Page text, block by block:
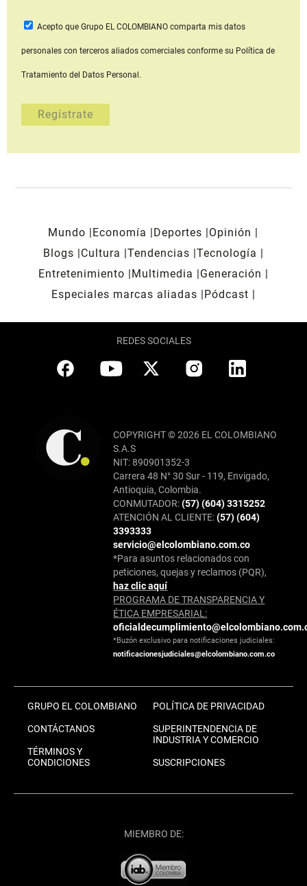
Acepto que Grupo EL COLOMBIANOcomparta mis datos
personales con terceros aliados comerciales conforme su Política de
Tratamiento del Datos Personal.
Mundo Economía Deportes
Opinión
Blogs
Cultura Tendencias Tecnología
Entretenimiento
Multimedia
Generación
Especiales marcas aliadas
Pódcast
REDES SOCIALES
COPYRIGHT © 2026 EL COLOMBIANO
S.A.S
NIT: 890901352-3
Carrera 48 N° 30 Sur - 119, Envigado,
Antioquia, Colombia.
CONMUTADOR:(57) (604) 3315252
ATENCIÓN AL CLIENTE:(57) (604)
3393333
servicio@elcolombiano.com.co
*Para asuntos relacionados con
peticiones, quejas y reclamos (PQR),
haz clic aquí
PROGRAMA DE TRANSPARENCIA Y
ÉTICA EMPRESARIAL:
*Buzón exclusivo para notificaciones judiciales:
notificacionesjudiciales@elcolombiano.com.co
GRUPO EL COLOMBIANO
CONTÁCTANOS
TÉRMINOS Y
CONDICIONES
POLÍTICA DE PRIVACIDAD
SUPERINTENDENCIA DE
INDUSTRIA Y COMERCIO
SUSCRIPCIONES
MIEMBRO DE: